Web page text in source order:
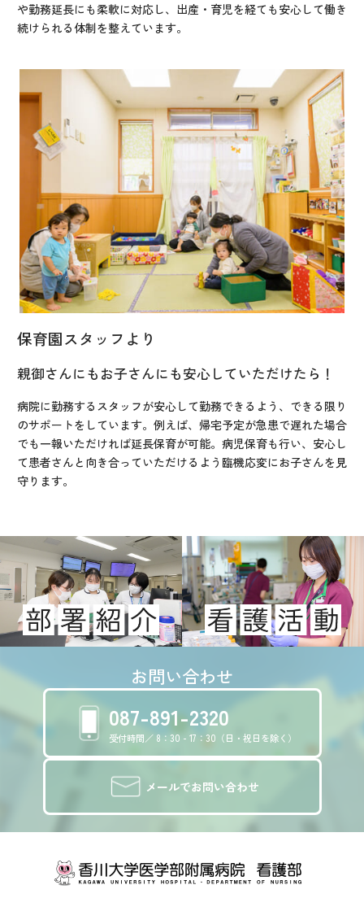
や勤務延長にも柔軟に対応し、出産・育児を経ても安心して働き
続けられる体制を整えています。
保育園スタッフより
親御さんにもお子さんにも安心していただけたら！
病院に勤務するスタッフが安心して勤務できるよう、できる限り
のサポートをしています。例えば、帰宅予定が急患で遅れた場合
でも一報いただければ延長保育が可能。病児保育も行い、安心し
て患者さんと向き合っていただけるよう臨機応変にお子さんを見
守ります。
お問い合わせ
087-891-2320
受付時間／ 8：30 - 17：30（日・祝日を除く）
メールでお問い合わせ